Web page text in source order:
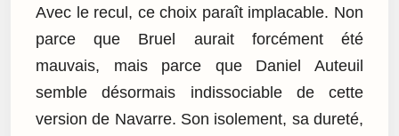
Avec le recul, ce choix paraît implacable. Non
parce que Bruel aurait forcément été
mauvais, mais parce que Daniel Auteuil
semble désormais indissociable de cette
version de Navarre. Son isolement, sa dureté,